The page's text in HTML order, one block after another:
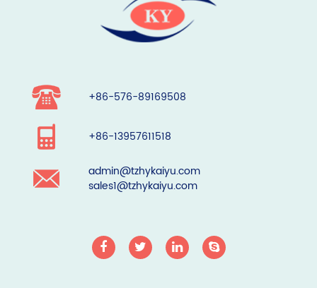
+86-576-89169508
+86-13957611518
admin@tzhykaiyu.com
sales1@tzhykaiyu.com